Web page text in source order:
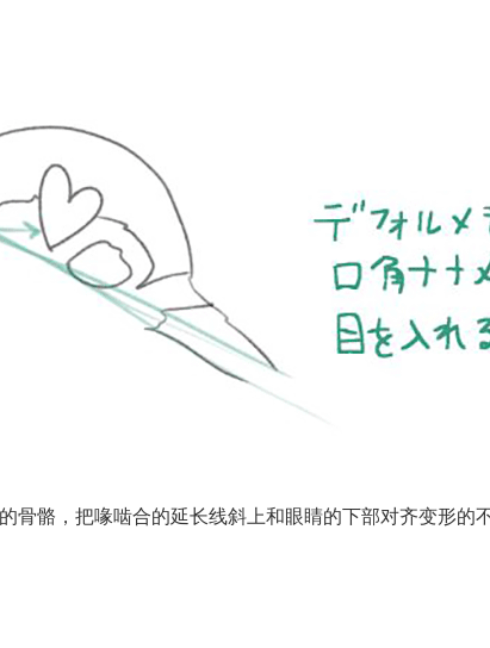
骨骼，把喙啮合的延长线斜上和眼睛的下部对齐变形的